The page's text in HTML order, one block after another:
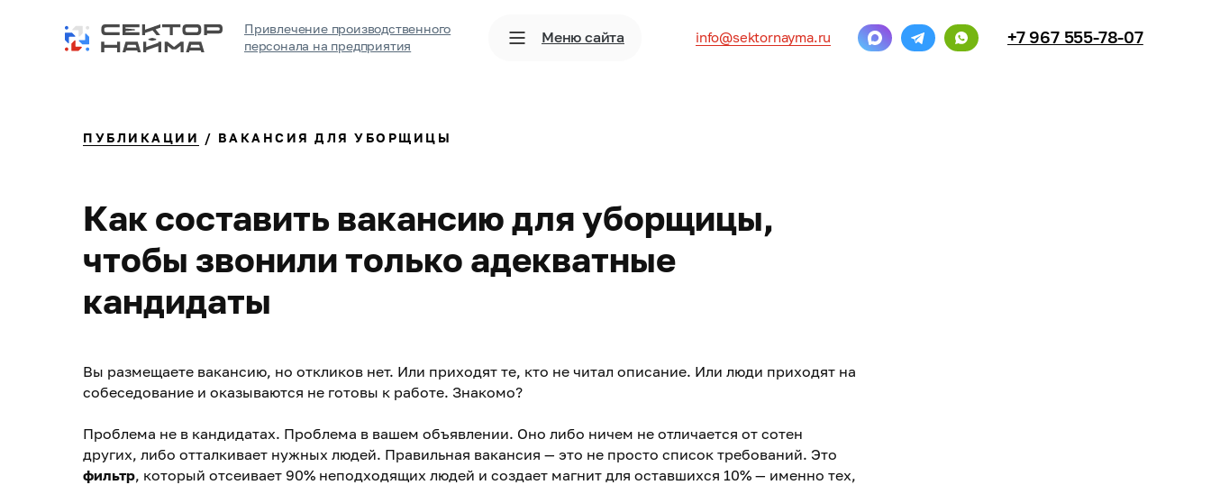
+7 967 555-78-07
info@sektornayma.ru
Привлечение производственного
персонала на предприятия
Меню сайта
ПУБЛИКАЦИИ / ВАКАНСИЯ ДЛЯ УБОРЩИЦЫ
Как составить вакансию для уборщицы,
чтобы звонили только адекватные
кандидаты
Вы размещаете вакансию, но откликов нет. Или приходят те, кто не читал описание. Или люди приходят на
собеседование и оказываются не готовы к работе. Знакомо?
Проблема не в кандидатах. Проблема в вашем объявлении. Оно либо ничем не отличается от сотен
других, либо отталкивает нужных людей. Правильная вакансия — это не просто список требований. Это
фильтр, который отсеивает 90% неподходящих людей и создает магнит для оставшихся 10% — именно тех,